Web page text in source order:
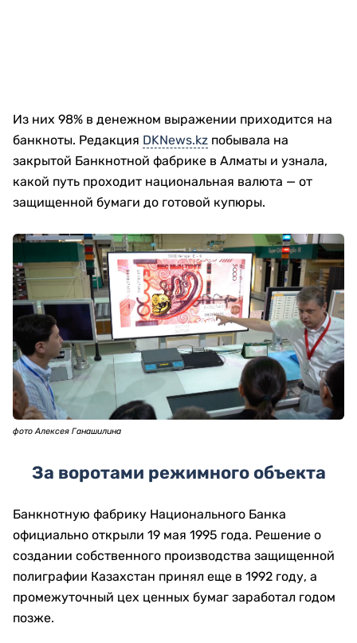
Из них 98% в денежном выражении приходится на
банкноты. Редакция DKNews.kz побывала на
закрытой Банкнотной фабрике в Алматы и узнала,
какой путь проходит национальная валюта — от
защищенной бумаги до готовой купюры.
фото Алексея Ганашилина
За воротами режимного объекта
Банкнотную фабрику Национального Банка
официально открыли 19 мая 1995 года. Решение о
создании собственного производства защищенной
полиграфии Казахстан принял еще в 1992 году, а
промежуточный цех ценных бумаг заработал годом
позже.